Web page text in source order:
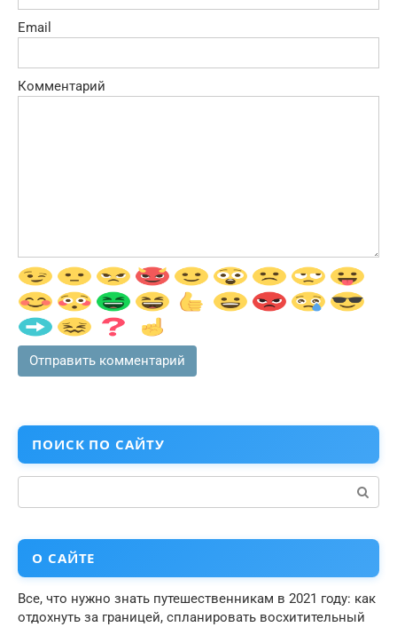
Email
Комментарий
ПОИСК ПО САЙТУ
О САЙТЕ
Все, что нужно знать путешественникам в 2021 году: как
отдохнуть за границей, спланировать восхитительный